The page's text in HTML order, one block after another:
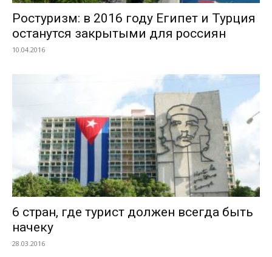
Ростуризм: в 2016 году Египет и Турция
останутся закрытыми для россиян
10.04.2016
6 стран, где турист должен всегда быть
начеку
28.03.2016